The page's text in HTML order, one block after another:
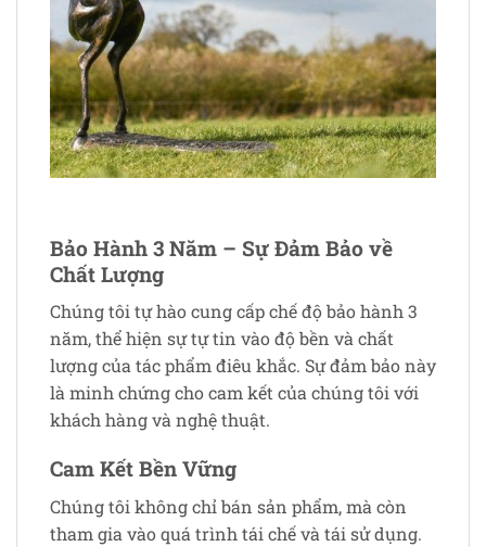
Bảo Hành 3 Năm – Sự Đảm Bảo về
Chất Lượng
Chúng tôi tự hào cung cấp chế độ bảo hành 3
năm, thể hiện sự tự tin vào độ bền và chất
lượng của tác phẩm điêu khắc. Sự đảm bảo này
là minh chứng cho cam kết của chúng tôi với
khách hàng và nghệ thuật.
Cam Kết Bền Vững
Chúng tôi không chỉ bán sản phẩm, mà còn
tham gia vào quá trình tái chế và tái sử dụng.